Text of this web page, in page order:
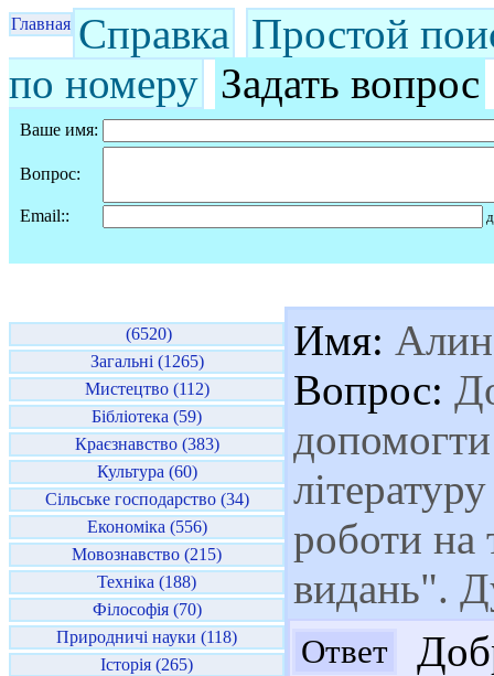
Главная Справка Простой
по номеру Задать вопрос
Ваше имя:
Вопрос:
Email::
(6520)
Загальні (1265)
Мистецтво (112)
Бібліотека (59)
Краєзнавство (383)
Культура (60)
Сільське господарство (34)
Економіка (556)
Мовознавство (215)
Техніка (188)
Філософія (70)
Природничі науки (118)
Історія (265)
Имя:
Вопрос:
роботи на
видань".
Ответ